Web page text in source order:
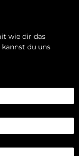
wie dir das
kannst du uns